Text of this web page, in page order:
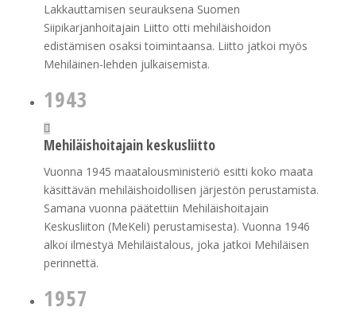
Lakkauttamisen seurauksena Suomen
Siipikarjanhoitajain Liitto otti mehiläishoidon
edistämisen osaksi toimintaansa. Liitto jatkoi myös
Mehiläinen-lehden julkaisemista.
1943
Mehiläishoitajain keskusliitto
Vuonna 1945 maatalousministeriö esitti koko maata
käsittävän mehiläishoidollisen järjestön perustamista.
Samana vuonna päätettiin Mehiläishoitajain
Keskusliiton (MeKeli) perustamisesta). Vuonna 1946
alkoi ilmestyä Mehiläistalous, joka jatkoi Mehiläisen
perinnettä.
1957